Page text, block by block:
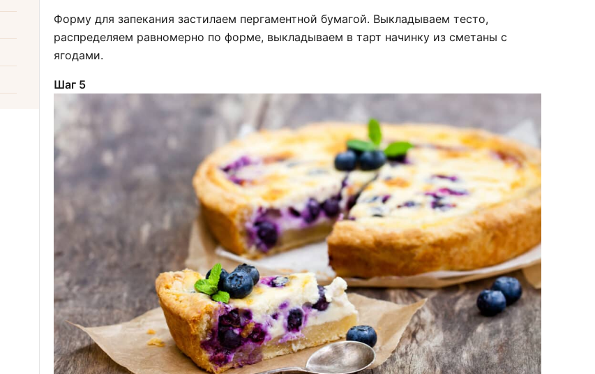
Форму для запекания застилаем пергаментной бумагой. Выкладываем тесто,
распределяем равномерно по форме, выкладываем в тарт начинку из сметаны с
ягодами.
Шаг 5